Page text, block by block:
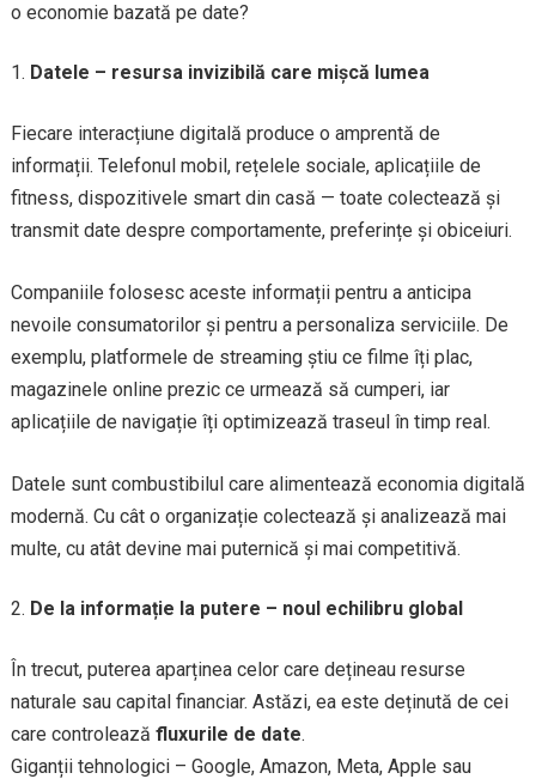
o economie bazată pe date?
Datele – resursa invizibilă care mișcă lumea
Fiecare interacțiune digitală produce o amprentă de
informații. Telefonul mobil, rețelele sociale, aplicațiile de
fitness, dispozitivele smart din casă — toate colectează și
transmit date despre comportamente, preferințe și obiceiuri.
Companiile folosesc aceste informații pentru a anticipa
nevoile consumatorilor și pentru a personaliza serviciile. De
exemplu, platformele de streaming știu ce filme îți plac,
magazinele online prezic ce urmează să cumperi, iar
aplicațiile de navigație îți optimizează traseul în timp real.
Datele sunt combustibilul care alimentează economia digitală
modernă. Cu cât o organizație colectează și analizează mai
multe, cu atât devine mai puternică și mai competitivă.
De la informație la putere – noul echilibru global
În trecut, puterea aparținea celor care dețineau resurse
naturale sau capital financiar. Astăzi, ea este deținută de cei
care controlează fluxurile de date.
Giganții tehnologici – Google, Amazon, Meta, Apple sau